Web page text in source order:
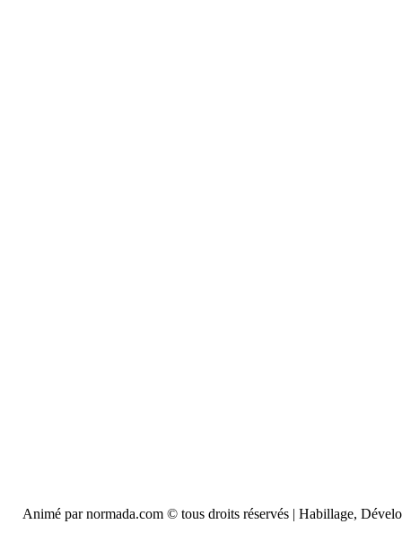
Animé par normada.com © tous droits réservés | Habillage,